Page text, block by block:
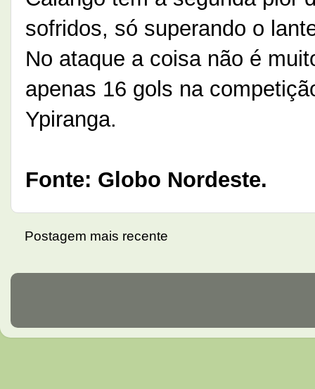
sofridos, só superando o
No ataque a coisa não é
apenas 16 gols na
Ypiranga.
Fonte: Globo Nordeste.
Postagem mais recente